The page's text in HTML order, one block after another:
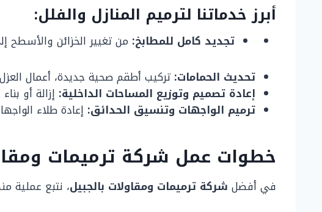
أبرز خدماتنا لترميم المنازل والفلل:
تجديد كامل للمطابخ: من تغيير الخزائن والأسطح
تحديث الحمامات: تركيب أطقم صحية جديدة، أعمال
إعادة تصميم وتوزيع المساحات الداخلية: إزالة أو
ترميم الواجهات وتنسيق الحدائق: إعادة طلاء
خطوات عمل شركة ترميمات
في أفضل شركة ترميمات ومقاولات بالجبيل، نتبع عملية